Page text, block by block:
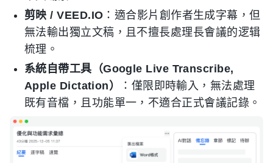
剪映 / VEED.IO ：適合影片創作者生成字幕，但
無法輸出獨立文稿，且不擅長處理長會議的逻辑
梳理。
系統自帶工具（Google Live Transcribe,
Apple Dictation）
：僅限即時輸入，無法處理
既有音檔，且功能單一，不適合正式會議記錄。